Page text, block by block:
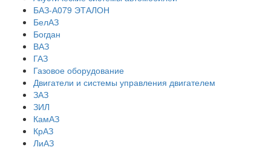
БАЗ-А079 ЭТАЛОН
БелАЗ
Богдан
ВАЗ
ГАЗ
Газовое оборудование
Двигатели и системы управления двигателем
ЗАЗ
ЗИЛ
КамАЗ
КрАЗ
ЛиАЗ